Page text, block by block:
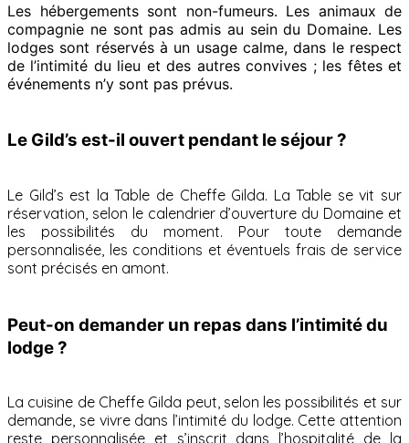
Les hébergements sont non-fumeurs. Les animaux de
compagnie ne sont pas admis au sein du Domaine. Les
lodges sont réservés à un usage calme, dans le respect
de l’intimité du lieu et des autres convives ; les fêtes et
événements n’y sont pas prévus.
Le Gild’s est-il ouvert pendant le séjour ?
Le Gild’s est la Table de Cheffe Gilda. La Table se vit sur
réservation, selon le calendrier d’ouverture du Domaine et
les possibilités du moment. Pour toute demande
personnalisée, les conditions et éventuels frais de service
sont précisés en amont.
Peut-on demander un repas dans l’intimité du
lodge ?
La cuisine de Cheffe Gilda peut, selon les possibilités et sur
demande, se vivre dans l’intimité du lodge. Cette attention
reste personnalisée et s’inscrit dans l’hospitalité de la